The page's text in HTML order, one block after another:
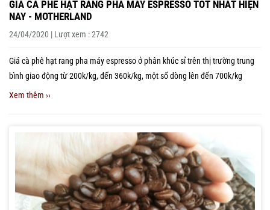
GIÁ CÀ PHÊ HẠT RANG PHA MÁY ESPRESSO TỐT NHẤT HIỆN
NAY - MOTHERLAND
24/04/2020 | Lượt xem : 2742
Giá cà phê hạt rang pha máy espresso ở phân khúc sỉ trên thị trường trung
bình giao động từ 200k/kg, đến 360k/kg, một số dòng lên đến 700k/kg
Xem thêm ››